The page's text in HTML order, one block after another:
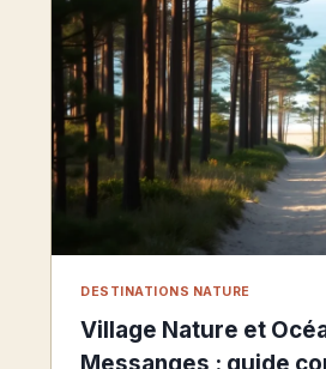
DESTINATIONS NATURE
Village Nature et